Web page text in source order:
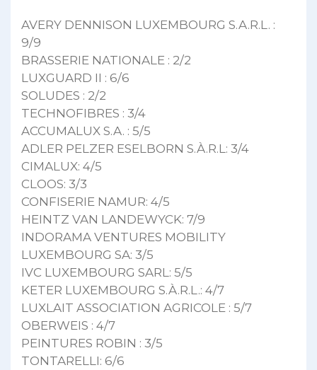
AVERY DENNISON LUXEMBOURG S.A.R.L. :
9/9
BRASSERIE NATIONALE : 2/2
LUXGUARD II : 6/6
SOLUDES : 2/2
TECHNOFIBRES : 3/4
ACCUMALUX S.A. : 5/5
ADLER PELZER ESELBORN S.À.R.L: 3/4
CIMALUX: 4/5
CLOOS: 3/3
CONFISERIE NAMUR: 4/5
HEINTZ VAN LANDEWYCK: 7/9
INDORAMA VENTURES MOBILITY
LUXEMBOURG SA: 3/5
IVC LUXEMBOURG SARL: 5/5
KETER LUXEMBOURG S.À.R.L.: 4/7
LUXLAIT ASSOCIATION AGRICOLE : 5/7
OBERWEIS : 4/7
PEINTURES ROBIN : 3/5
TONTARELLI: 6/6